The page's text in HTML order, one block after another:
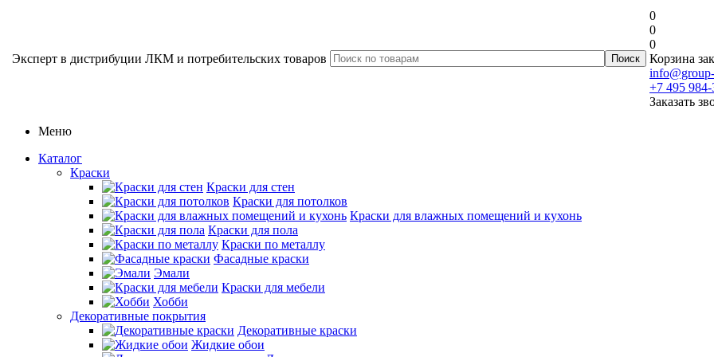
Эксперт в дистрибуции ЛКМ и потребительских товаров
0
0
0
Корзина
+7 495
Заказать
Меню
Каталог
Краски
Краски для стен
Краски для потолков
Краски для влажных помещений и кухонь
Краски для пола
Краски по металлу
Фасадные краски
Эмали
Краски для мебели
Хобби
Декоративные покрытия
Декоративные краски
Жидкие обои